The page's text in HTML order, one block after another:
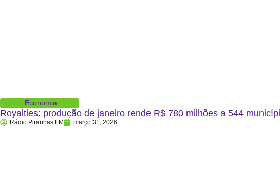
Economia
Royalties: produção de janeiro rende R$ 780 milhões a 544
Rádio Piranhas FM março 31, 2026